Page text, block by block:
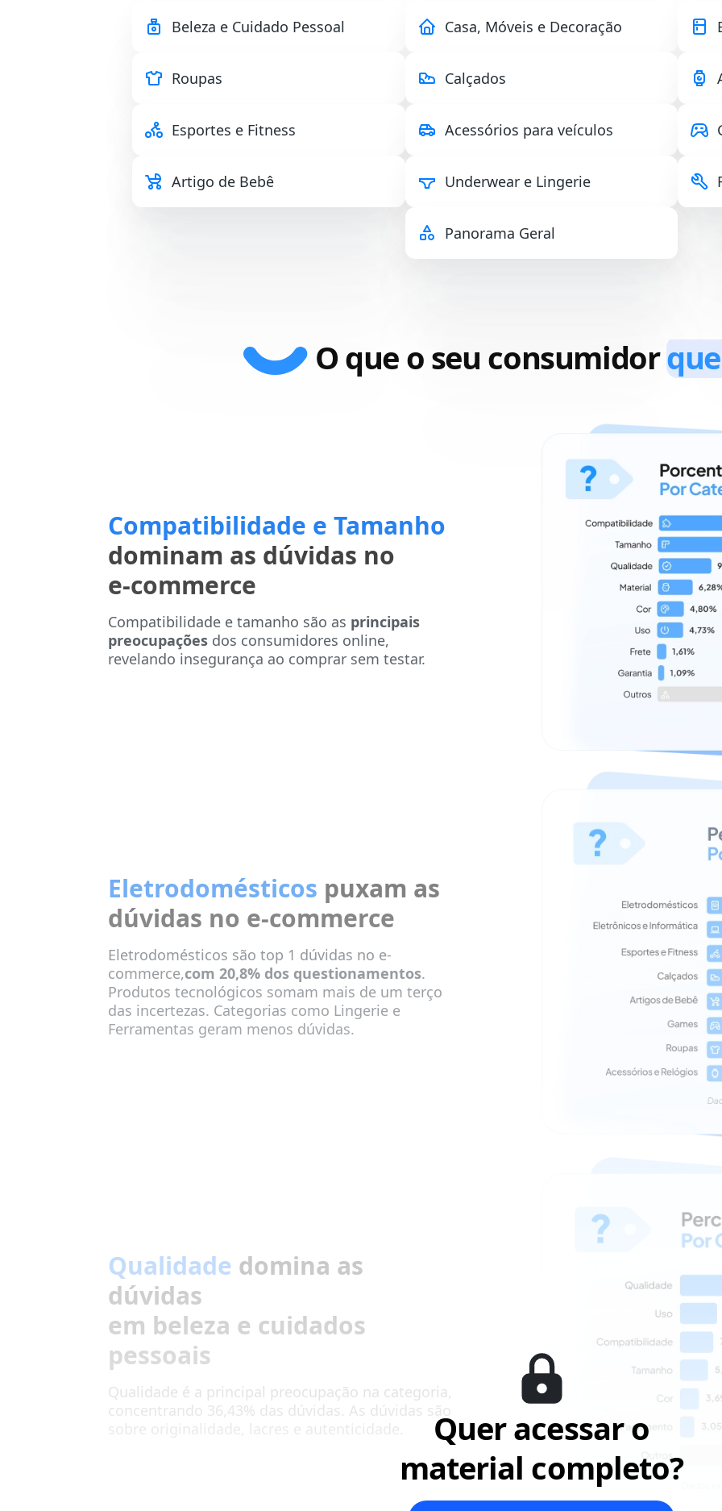
Beleza e Cuidado Pessoal Casa, Móveis e Decoração
Roupas Calçados
Esportes e Fitness Acessórios para veículos
Artigo de Bebê Underwear e Lingerie
Panorama Geral
O que o seu consumidor
Compatibilidade e Tamanho
dominam as dúvidas no
e-commerce
Compatibilidade e tamanho são as principais
preocupações dos consumidores online,
revelando insegurança ao comprar sem testar.
Eletrodomésticos puxam as
dúvidas no e-commerce
Eletrodomésticos são top 1 dúvidas no e-
commerce,com 20,8% dos questionamentos.
Produtos tecnológicos somam mais de um terço
das incertezas. Categorias como Lingerie e
Ferramentas geram menos dúvidas.
Qualidade domina as
dúvidas
em beleza e cuidados
pessoais
Qualidade é a principal preocupação na categoria,
concentrando 36,43% das dúvidas. As dúvidas sãoQuer acessar o
material completo?